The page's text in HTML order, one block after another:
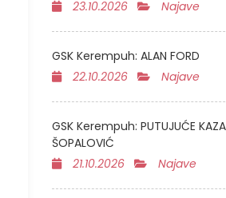
23.10.2026
Najave
GSK Kerempuh: ALAN FORD
22.10.2026
Najave
GSK Kerempuh: PUTUJUĆE
ŠOPALOVIĆ
21.10.2026
Najave